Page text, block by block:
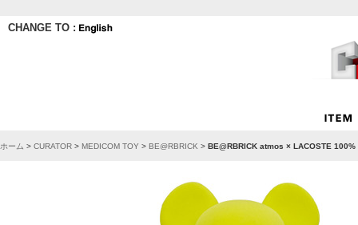
CHANGE TO :
ホーム > CURATOR > MEDICOM TOY > BE@RBRICK > BE@RBRICK atmos × LACOSTE 100%